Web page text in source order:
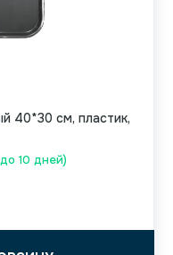
10 дней)
40*30 см, пластик,